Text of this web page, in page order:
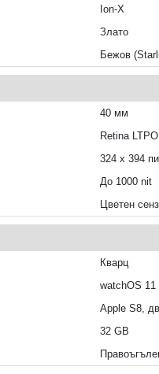
Ion‑X
Злато
Бежов
40 мм
Retina
324 x 394
До 1000 nit
Цветен
Кварц
watchOS 11
Apple S8,
32 GB